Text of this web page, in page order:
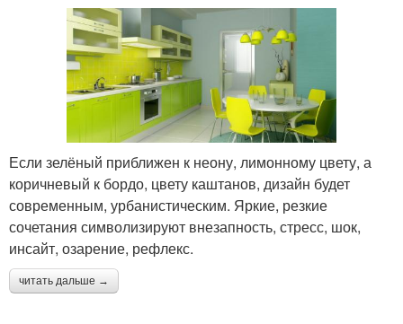
Если зелёный приближен к неону, лимонному цвету, а
коричневый к бордо, цвету каштанов, дизайн будет
современным, урбанистическим. Яркие, резкие
сочетания символизируют внезапность, стресс, шок,
инсайт, озарение, рефлекс.
читать дальше →